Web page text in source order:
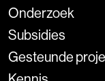
Onderzoek
Subsidies
Gesteunde